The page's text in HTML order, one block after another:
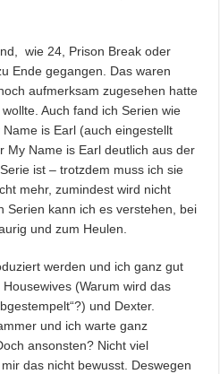
wie 24, Prison Break oder
Ende gegangen. Das waren
aufmerksam zugesehen hatte
Auch fand ich Serien wie
is Earl (auch eingestellt
My Name is Earl deutlich aus der
ist – trotzdem muss ich sie
mehr, zumindest wird nicht
Serien kann ich es verstehen, bei
und zum Heulen.
werden und ich ganz gut
(Warum wird das
und Dexter.
und ich warte ganz
ansonsten? Nicht viel
das nicht bewusst. Deswegen